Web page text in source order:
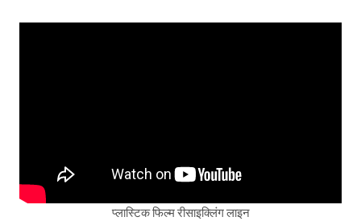
प्लास्टिक फिल्म रीसाइक्लिंग लाइन